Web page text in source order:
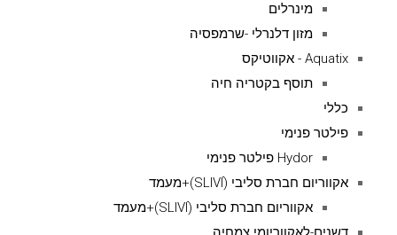
מינרלים
מזון דלנרלי -שרמפסיה
Aquatix - אקווטיקס
תוסף בקטריה חיה
כללי
פילטר פנימי
Hydor פילטר פנימי
אקווריום חברת סליבי (SLIVIׂׂ)+מעמד
אקווריום חברת סליבי (SLIVIׂׂ)+מעמד